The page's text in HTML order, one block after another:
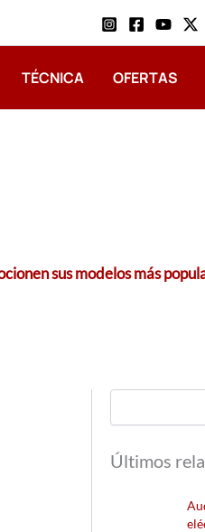
TÉCNICA OFERTAS
sus modelos más
Últimos